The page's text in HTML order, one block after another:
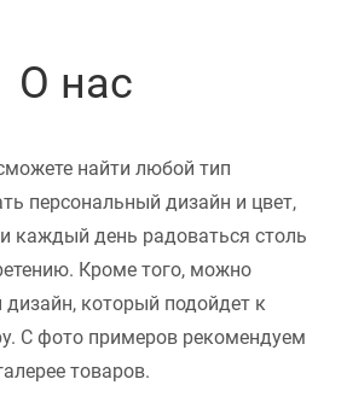
О нас
найти любой тип
персональный дизайн и цвет,
каждый день радоваться столь
Кроме того, можно
который подойдет к
С фото примеров рекомендуем
товаров.